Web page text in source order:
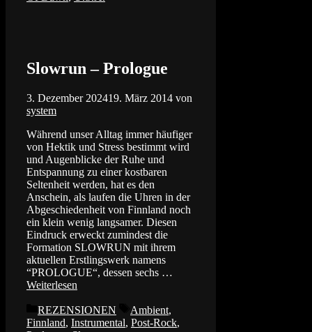
Slowrun – Prologue
3. Dezember 202419. März 2014 von
system
Während unser Alltag immer häufiger
von Hektik und Stress bestimmt wird
und Augenblicke der Ruhe und
Entspannung zu einer kostbaren
Seltenheit werden, hat es den
Anschein, als laufen die Uhren in der
Abgeschiedenheit von Finnland noch
ein klein wenig langsamer. Diesen
Eindruck erweckt zumindest die
Formation SLOWRUN mit ihrem
aktuellen Erstlingswerk namens
“PROLOGUE“, dessen sechs …
Weiterlesen
Kategorien
REZENSIONEN Schlagwörter
Ambient,
Finnland, Instrumental, Post-Rock,